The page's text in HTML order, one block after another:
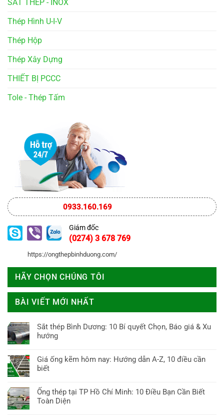
SẮT THÉP - INOX
Thép Hình U-I-V
Thép Hộp
Thép Xây Dựng
THIẾT BỊ PCCC
Tole - Thép Tấm
0933.160.169
Giám đốc
(0274) 3 678 769
https://ongthepbinhduong.com/
HÃY CHỌN CHÚNG TÔI
BÀI VIẾT MỚI NHẤT
Sắt thép Bình Dương: 10 Bí quyết Chọn, Báo giá & Xu
hướng
có
bình
Sắt
thép
Giá ống kẽm hôm nay: Hướng dẫn A-Z, 10 điều cần
biết
có
bình
Ống thép tại TP Hồ Chí Minh: 10 Điều Bạn Cần Biết
Toàn Diện